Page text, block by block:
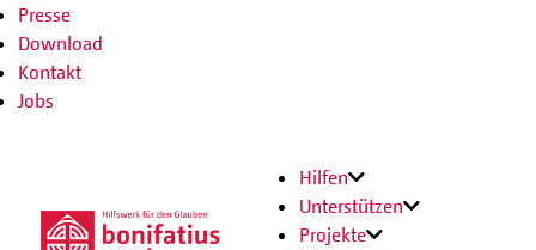
Presse
Download
Kontakt
Jobs
Hilfen
Unterstützen
Projekte